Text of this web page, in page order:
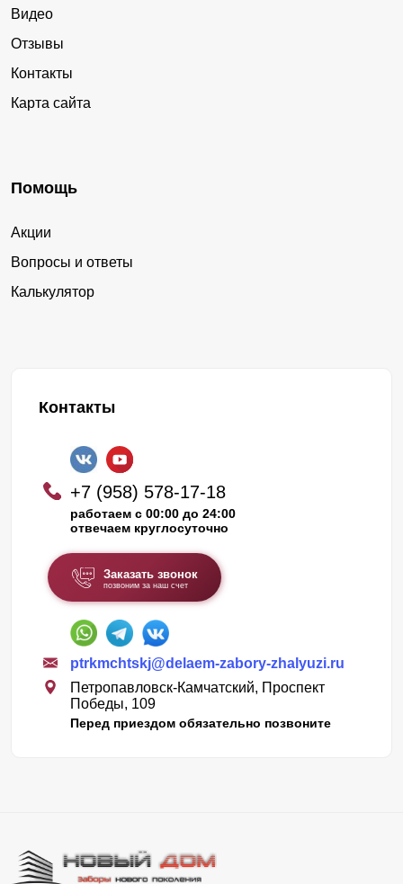
Видео
Отзывы
Контакты
Карта сайта
Помощь
Акции
Вопросы и ответы
Калькулятор
Контакты
+7 (958) 578-17-18
работаем с 00:00 до 24:00
отвечаем круглосуточно
Заказать звонок
позвоним за наш счет
ptrkmchtskj@delaem-zabory-zhalyuzi.ru
Петропавловск-Камчатский, Проспект
Победы, 109
Перед приездом обязательно позвоните